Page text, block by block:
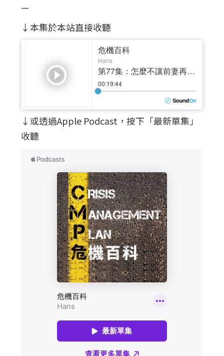
—
↓本集於本站直接收聽
↓或透過Apple Podcast，按下「最新單集」
收聽